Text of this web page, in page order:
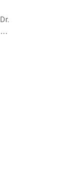
Dr.
med.